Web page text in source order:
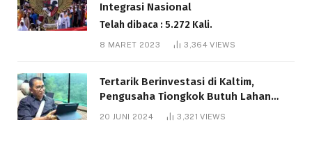
Integrasi Nasional
Telah dibaca : 5.272 Kali.
8 MARET 2023 3,364VIEWS
Tertarik Berinvestasi di Kaltim,
Pengusaha Tiongkok Butuh Lahan
1.000 Hektare
20 JUNI 2024 3,321VIEWS